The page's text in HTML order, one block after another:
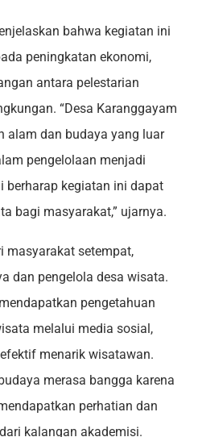
bahwa kegiatan ini
peningkatan ekonomi,
antara pelestarian
“Desa Karanggayam
alam dan budaya yang luar
pengelolaan menjadi
berharap kegiatan ini dapat
bagi masyarakat,” ujarnya.
masyarakat setempat,
dan pengelola desa wisata.
pengetahuan
melalui media sosial,
menarik wisatawan.
merasa bangga karena
perhatian dan
kalangan akademisi.